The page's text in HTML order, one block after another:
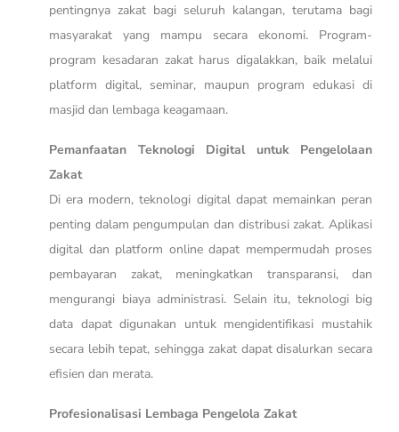
pentingnya zakat bagi seluruh kalangan, terutama bagi
masyarakat yang mampu secara ekonomi. Program-
program kesadaran zakat harus digalakkan, baik melalui
platform digital, seminar, maupun program edukasi di
masjid dan lembaga keagamaan.
Pemanfaatan Teknologi Digital untuk Pengelolaan
Zakat
Di era modern, teknologi digital dapat memainkan peran
penting dalam pengumpulan dan distribusi zakat. Aplikasi
digital dan platform online dapat mempermudah proses
pembayaran zakat, meningkatkan transparansi, dan
mengurangi biaya administrasi. Selain itu, teknologi big
data dapat digunakan untuk mengidentifikasi mustahik
secara lebih tepat, sehingga zakat dapat disalurkan secara
efisien dan merata.
Profesionalisasi Lembaga Pengelola Zakat